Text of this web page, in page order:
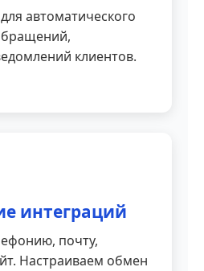
автоматического
клиентов.
интеграций
почту,
Настраиваем обмен